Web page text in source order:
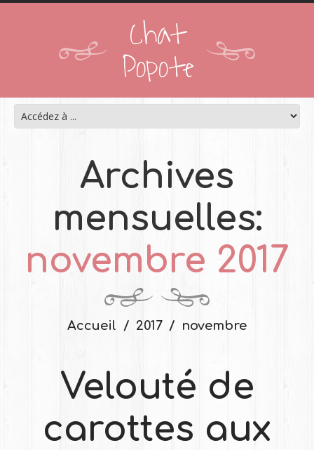
Chat
Popote
Archives
mensuelles:
novembre 2017
Accueil 2017 novembre
Velouté de
carottes aux